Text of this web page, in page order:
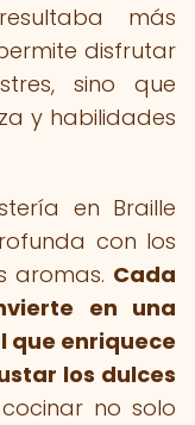
más
disfrutar
sino que
y habilidades
en Braille
con los
aromas. Cada
en una
que enriquece
los dulces
no solo